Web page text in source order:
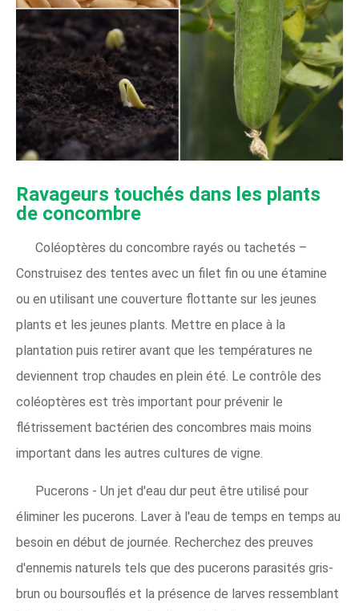
Ravageurs touchés dans les plants
de concombre
Coléoptères du concombre rayés ou tachetés –
Construisez des tentes avec un filet fin ou une étamine
ou en utilisant une couverture flottante sur les jeunes
plants et les jeunes plants. Mettre en place à la
plantation puis retirer avant que les températures ne
deviennent trop chaudes en plein été. Le contrôle des
coléoptères est très important pour prévenir le
flétrissement bactérien des concombres mais moins
important dans les autres cultures de vigne.
Pucerons - Un jet d'eau dur peut être utilisé pour
éliminer les pucerons. Laver à l'eau de temps en temps au
besoin en début de journée. Recherchez des preuves
d'ennemis naturels tels que des pucerons parasités gris-
brun ou boursouflés et la présence de larves ressemblant